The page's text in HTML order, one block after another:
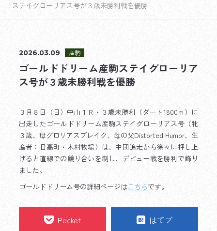
ステイグローリアス号が３歳未勝利戦を優勝
2026.03.09 産駒
ゴールドドリーム産駒ステイグローリア
ス号が３歳未勝利戦を優勝
３月８日（日）中山１Ｒ・３歳未勝利（ダート1800ｍ）に
出走したゴールドドリーム産駒ステイグローリアス号（牝
３歳、母グロリアスブレイク、母の父Distorted Humor、生
産者：日高町・木村牧場）は、中団追走から徐々に押し上
げると直線での競り合いを制し、デビュー戦を勝利で飾り
ました。
ゴールドドリーム号の詳細ページはこちらです。
Pocket はてブ